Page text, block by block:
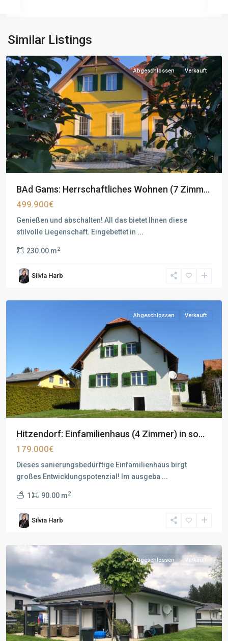
Similar Listings
Abgeschlossen Verkauft
BAd Gams: Herrschaftliches Wohnen (7 Zimm...
499.900€
Genießen und abschalten! All das bietet Ihnen diese
stilvolle Liegenschaft. Eingebettet in ...
230.00 m2
Silvia Harb
Abgeschlossen Verkauft
Hitzendorf: Einfamilienhaus (4 Zimmer) in so...
179.000€
Dieses sanierungsbedürftige Einfamilienhaus birgt
großes Entwicklungspotenzial! Im ausgeba ...
1 90.00 m2
Silvia Harb
Abgeschlossen Verkauft